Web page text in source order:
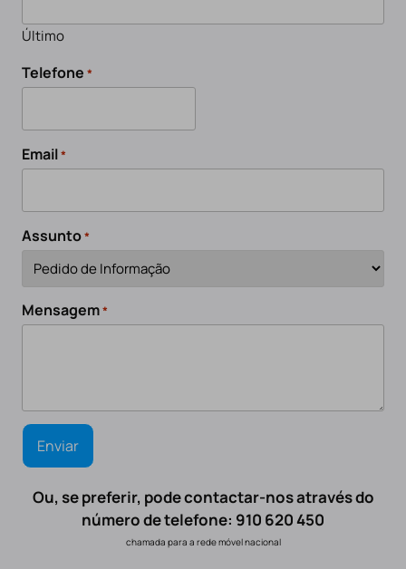
Último
Telefone *
Email*
Assunto*
Mensagem*
Ou, se preferir, pode contactar-nos através do
número de telefone: 910 620 450
chamada para a rede móvel nacional